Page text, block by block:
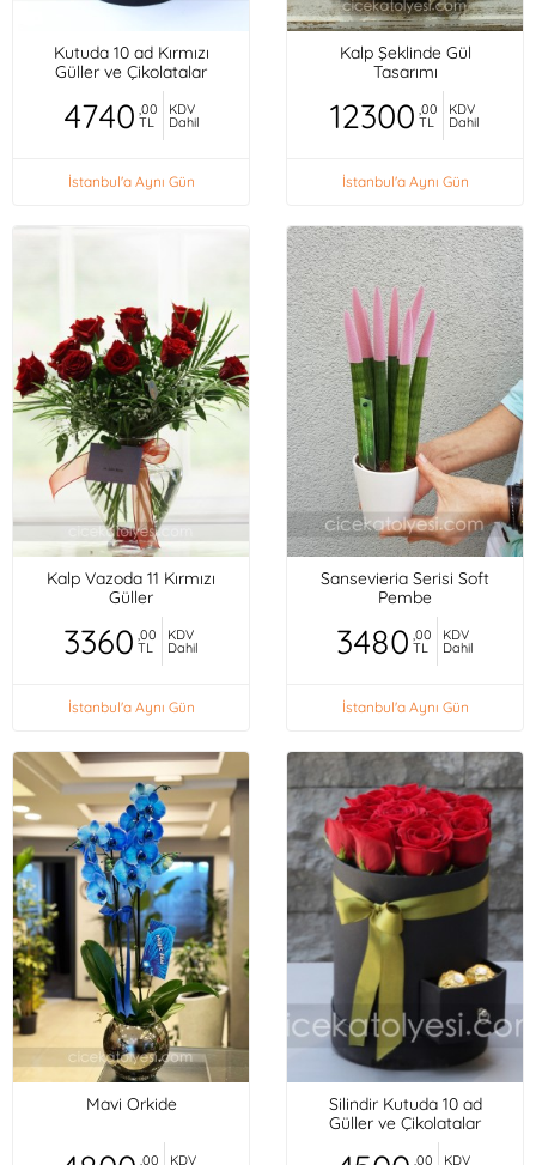
Kutuda 10 ad Kırmızı
Güller ve Çikolatalar
4740 ,00
TL
KDV
Dahil
İstanbul'a Aynı Gün
Kalp Şeklinde Gül
Tasarımı
12300 ,00
TL
KDV
Dahil
İstanbul'a Aynı Gün
Kalp Vazoda 11 Kırmızı
Güller
3360 ,00
TL
KDV
Dahil
İstanbul'a Aynı Gün
Sansevieria Serisi Soft
Pembe
3480 ,00
TL
KDV
Dahil
İstanbul'a Aynı Gün
Mavi Orkide
,00 KDV
Silindir Kutuda 10 ad
Güller ve Çikolatalar
,00 KDV